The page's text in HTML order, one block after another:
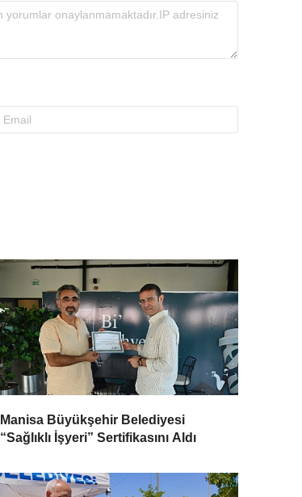
Manisa Büyükşehir Belediyesi
“Sağlıklı İşyeri” Sertifikasını Aldı